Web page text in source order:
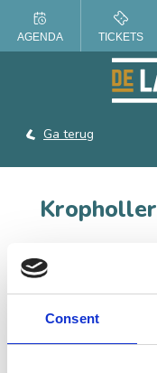
Consent
ZOMER IN DE
Ga terug
Het Kropholler
A.J. Kropholler en
Onder de
het wapen van
AGENDA TICKETS